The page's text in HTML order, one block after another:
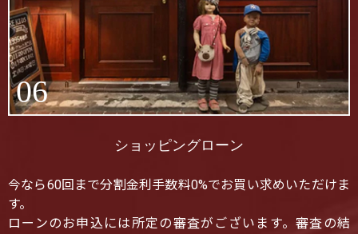
06
ショッピングローン
今なら60回まで分割金利手数料0%でお買い求めいただけま
す。
ローンのお申込には所定の審査がございます。審査の結